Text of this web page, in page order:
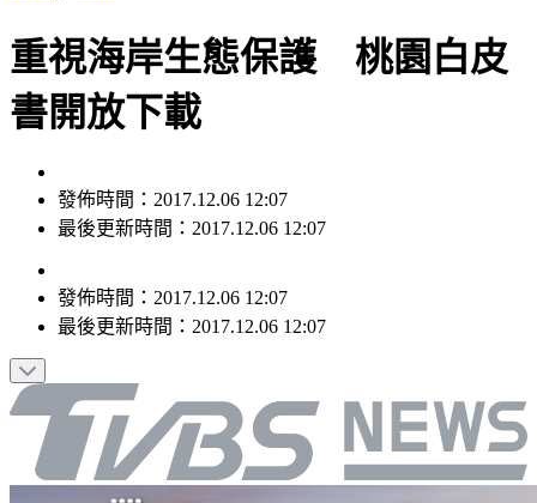
重視海岸生態保護 桃園白皮
書開放下載
發佈時間：2017.12.06 12:07
發佈時間：2017.12.06 12:07